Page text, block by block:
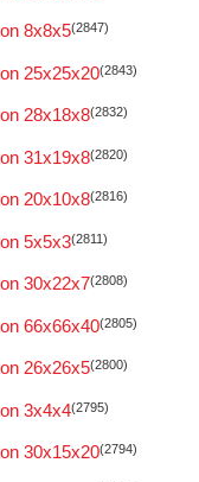
8x8x5(2847)
25x25x20(2843)
28x18x8(2832)
31x19x8(2820)
20x10x8(2816)
5x5x3(2811)
30x22x7(2808)
66x66x40(2805)
26x26x5(2800)
3x4x4(2795)
30x15x20(2794)